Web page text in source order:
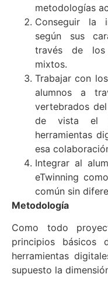
metodologías
Conseguir la
según sus
través de los
mixtos.
Trabajar con
alumnos a
vertebrados
de vista el
herramientas
esa
Integrar al
eTwinning
común sin
Metodología
Como todo
principios básicos
herramientas
supuesto la